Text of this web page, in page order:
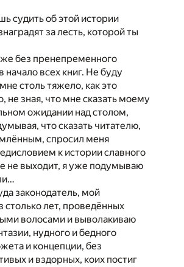
судить об этой истории
за лесть, которой ты
без пренепременного
всех книг. Не буду
столь тяжело, как это
не зная, что мне сказать моему
ожидании над столом,
что сказать читателю,
спросил меня
к истории славного
не выходит, я уже подумываю
законодатель, мой
столько лет, проведённых
волосами и выволакиваю
нудного и бедного
и концепции, без
и вздорных, коих постиг